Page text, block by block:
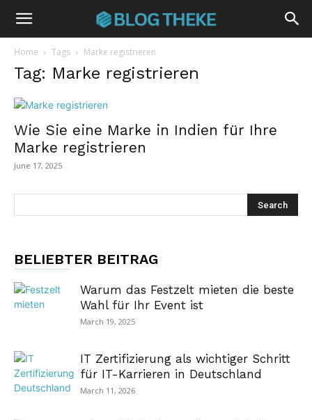
Home Tags Marke registrieren
Tag: Marke registrieren
Wie Sie eine Marke in Indien für Ihre
Marke registrieren
June 17, 2025
BELIEBTER BEITRAG
Warum das Festzelt mieten die beste
Wahl für Ihr Event ist
March 19, 2025
IT Zertifizierung als wichtiger Schritt
für IT-Karrieren in Deutschland
March 11, 2026